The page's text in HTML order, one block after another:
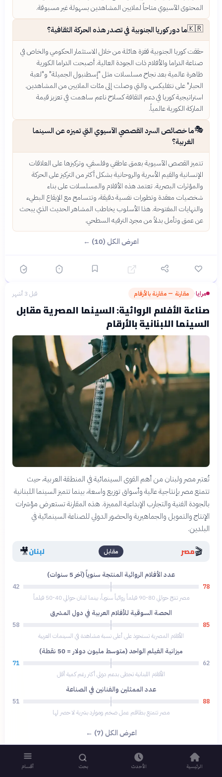
المحتوى الآسيوي متاحاً لملايين المشاهدين بسهولة غير مسبوقة.
🇰🇷ما دور كوريا الجنوبية في تصدر هذه الحركة الثقافية؟
حققت كوريا الجنوبية قفزة هائلة من خلال الاستثمار الحكومي والخاص في
صناعة الدراما والأفلام ذات الجودة العالية. أصبحت الدراما الكورية
ظاهرة عالمية بعد نجاح مسلسلات مثل "إسطنبول الجميلة" و"لعبة
الحبار" على نتفليكس، والتي وصلت إلى مئات الملايين من المشاهدين.
استراتيجية كوريا في دعم الثقافة كسلاح ناعم ساهمت في تعزيز قيمة
الماركة الكورية عالمياً.
🎭ما خصائص السرد القصصي الآسيوي التي تميزه عن السينما
الغربية؟
تتميز القصص الآسيوية بعمق عاطفي وفلسفي، وتركيزها على العلاقات
الإنسانية والقيم الأسرية والروحانية بشكل أكثر من التركيز على الحركة
والمؤثرات البصرية. تعتمد هذه الأفلام والمسلسلات على بناء
شخصيات معقدة وتطورات نفسية دقيقة، وتتسامح مع الإيقاع البطيء
والنهايات المفتوحة. هذا الأسلوب يخاطب المشاهر الحديث الذي يبحث
عن عمق وتأمل بدلاً من مجرد الترفيه السطحي.
اعرض الكل (10) ←
مرايا› مقارنة — مقارنة بالأرقام قبل 3 أشهر
صناعة الأفلام الروائية: السينما المصرية مقابل
السينما اللبنانية بالأرقام
تُعتبر مصر ولبنان من أهم القوى السينمائية في المنطقة العربية، حيث
تتمتع مصر بإنتاجية عالية وأسواق توزيع واسعة، بينما تتميز السينما اللبنانية
بالجودة الفنية والتجارب الإبداعية المميزة. هذه المقارنة تستعرض مؤشرات
الإنتاج والتمويل والجماهيرية والحضور الدولي للصناعة السينمائية في
البلدين.
🎬مصر مقابل لبنان🎥
عدد الأفلام الروائية المنتجة سنوياً (آخر 5 سنوات)
78
42
مصر تنتج حوالي 80-90 فيلماً روائياً سنوياً، بينما لبنان حوالي 40-50 فيلماً
الحصة السوقية للأفلام العربية في دول المشرق
85
58
الأفلام المصرية تستحوذ على أعلى نسبة مشاهدة في السينمات العربية
ميزانية الفيلم الواحد (متوسط مليون دولار = 50 نقطة)
62
71
الأفلام اللبنانية تحظى بدعم دولي أكثر رغم كمية أقل
عدد الممثلين والفنانين في الصناعة
88
51
مصر تتمتع بطاقم عمل ضخم وموارد بشرية لا حصر لها
اعرض الكل (7) ←
الرئيسية الأحدث بحث أقسام